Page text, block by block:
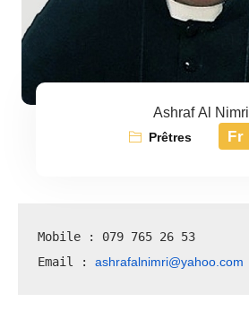
Ashraf Al Nimri
Prêtres Fr
Mobile : 079 765 26 53
Email : ashrafalnimri@yahoo.com